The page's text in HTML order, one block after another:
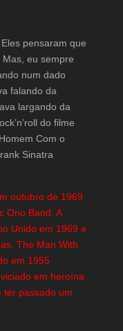
pensaram que
eu sempre
num dado
falando da
largando da
do filme
Com o
Sinatra
outubro de 1969
Ono Band. A
Unido em 1969 e
The Man With
em 1955
em heroína
ter passado um